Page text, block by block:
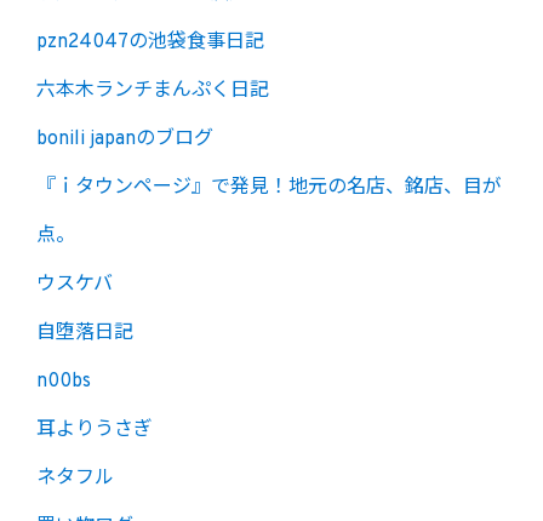
pzn24047の池袋食事日記
六本木ランチまんぷく日記
bonili japanのブログ
『ｉタウンページ』で発見！地元の名店、銘店、目が
点。
ウスケバ
自堕落日記
n00bs
耳よりうさぎ
ネタフル